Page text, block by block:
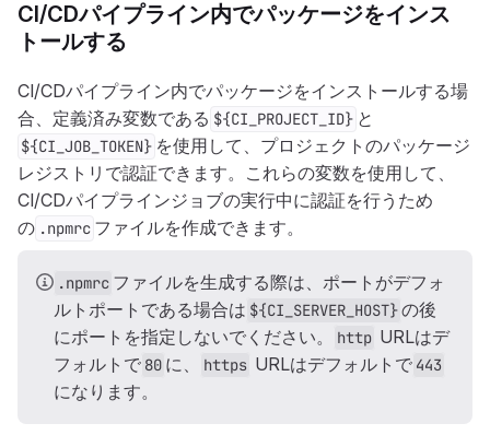
CI/CDパイプライン内でパッケージをインス
トールする
CI/CDパイプライン内でパッケージをインストールする場
合、定義済み変数である ${CI_PROJECT_ID} と
${CI_JOB_TOKEN} を使用して、プロジェクトのパッケージ
レジストリで認証できます。これらの変数を使用して、
CI/CDパイプラインジョブの実行中に認証を行うため
の .npmrc ファイルを作成できます。
.npmrc ファイルを生成する際は、ポートがデフォ
ルトポートである場合は ${CI_SERVER_HOST}の後
にポートを指定しないでください。
http URLはデ
フォルトで 80 に、 https URLはデフォルトで 443
になります。